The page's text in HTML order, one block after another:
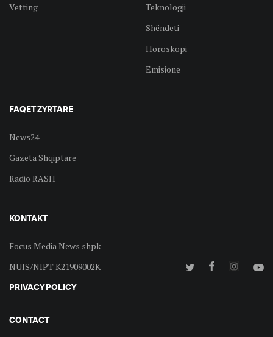
Vetting
Teknologji
Shëndeti
Horoskopi
Emisione
FAQET ZYRTARE
News24
Gazeta Shqiptare
Radio RASH
KONTAKT
Focus Media News shpk
NUIS/NIPT K21909002K
PRIVACY POLICY
CONTACT